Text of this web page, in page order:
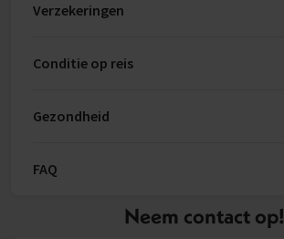
Verzekeringen
Conditie op reis
Gezondheid
FAQ
Neem contact op!